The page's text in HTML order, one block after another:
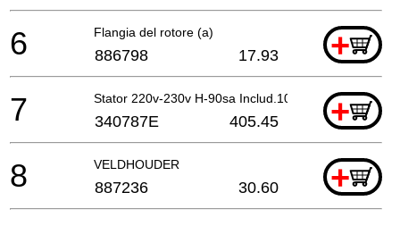
Flangia del rotore (a) +
6 886798 17.93
Stator 220v-230v H-90sa Includ.103 Per Nzl,saf
+
7 340787E 405.45
VELDHOUDER +
8 887236 30.60